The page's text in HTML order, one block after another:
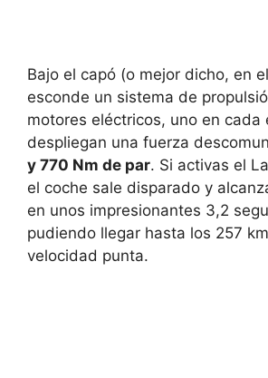
Bajo el capó (o mejor dicho, en
esconde un sistema de
motores eléctricos, uno en cada
despliegan una fuerza
y 770 Nm de par. Si activas el
el coche sale disparado y
en unos impresionantes 3,2
pudiendo llegar hasta los 257
velocidad punta.